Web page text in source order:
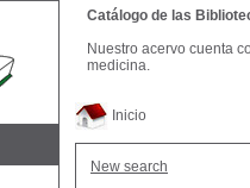
Inicio
New search
Catálogo de las
Nuestro acervo cuenta
medicina.